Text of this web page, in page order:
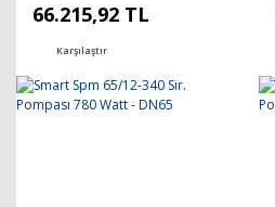
66.215,92 TL
Karşılaştır